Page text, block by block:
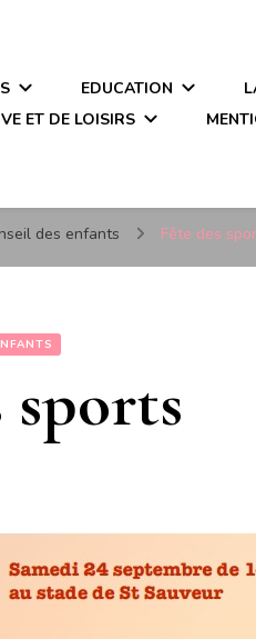
EDUCATION
ET DE LOISIRS
des enfants Fête des
sports